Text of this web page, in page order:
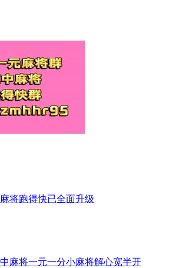
将跑得快已全面升级
中麻将一元一分小麻将解心宽半开